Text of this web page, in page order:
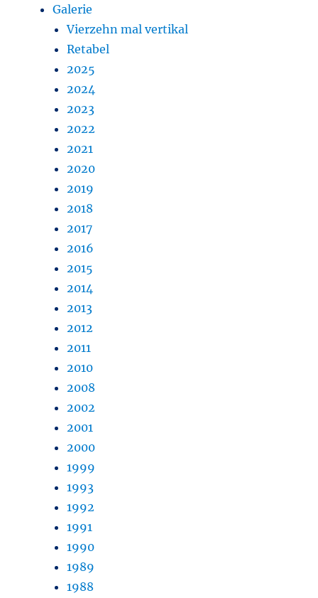
Galerie
Vierzehn mal vertikal
Retabel
2025
2024
2023
2022
2021
2020
2019
2018
2017
2016
2015
2014
2013
2012
2011
2010
2008
2002
2001
2000
1999
1993
1992
1991
1990
1989
1988